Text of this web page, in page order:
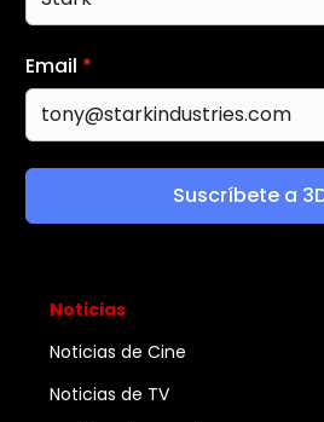
Email *
Suscríbete a
Noticias
Noticias de Cine
Noticias de TV